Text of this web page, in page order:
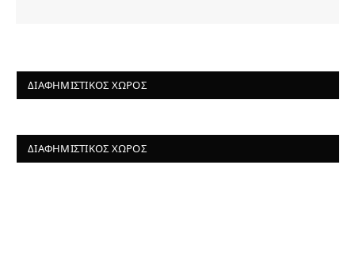
ΔΙΑΦΗΜΙΣΤΙΚΌΣ ΧΏΡΟΣ
ΔΙΑΦΗΜΙΣΤΙΚΌΣ ΧΏΡΟΣ